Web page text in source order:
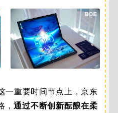
一重要时间节点上，京东
，通过不断创新酝酿在柔